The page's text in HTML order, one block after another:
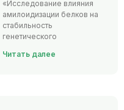
«Исследование влияния
амилоидизации белков на
стабильность
генетического
Читать далее